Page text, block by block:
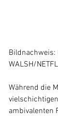
Bildnachweis:
WALSH/
Während die
ambivalenten